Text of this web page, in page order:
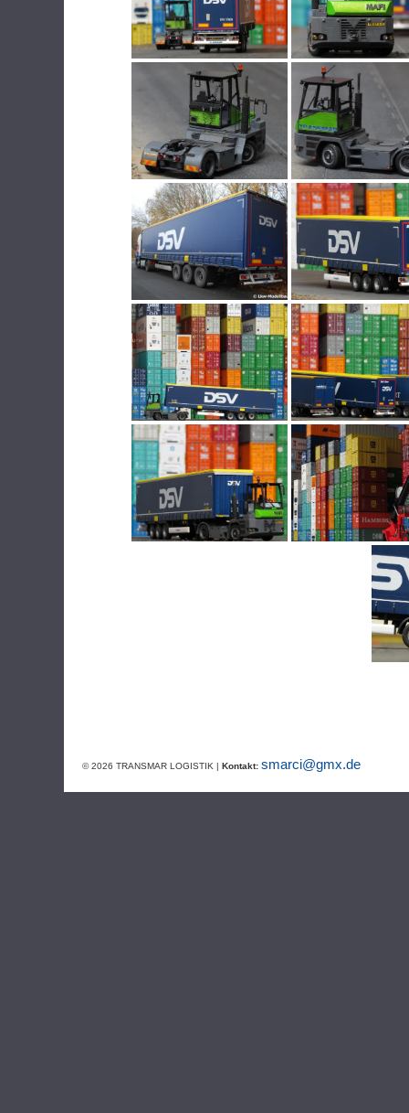
© 2026 TRANSMAR LOGISTIK | Kontakt: smarci@gmx.de